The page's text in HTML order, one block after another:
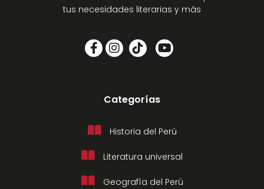
tus necesidades literarias y más
Categorías
Historia del Perú
Literatura universal
Geografía del Perú